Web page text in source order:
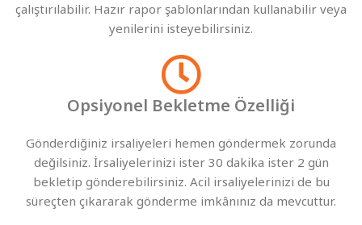
çalıştırılabilir. Hazır rapor şablonlarından kullanabilir veya
yenilerini isteyebilirsiniz.
Opsiyonel Bekletme Özelliği
Gönderdiğiniz irsaliyeleri hemen göndermek zorunda
değilsiniz. İrsaliyelerinizi ister 30 dakika ister 2 gün
bekletip gönderebilirsiniz. Acil irsaliyelerinizi de bu
süreçten çıkararak gönderme imkânınız da mevcuttur.